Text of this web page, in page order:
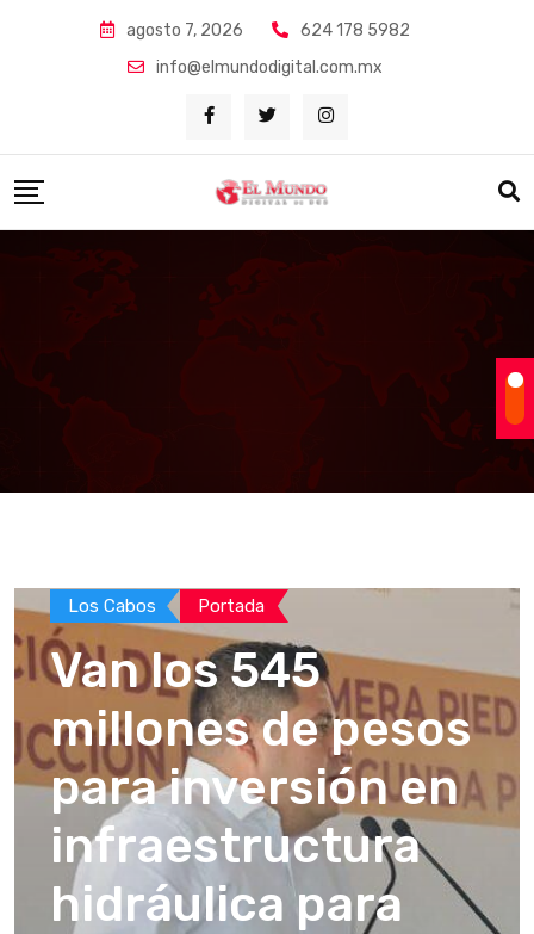
agosto 7, 2026
624 178 5982
info@elmundodigital.com.mx
Los Cabos Portada
Van los 545
millones de pesos
para inversión en
infraestructura
hidráulica para